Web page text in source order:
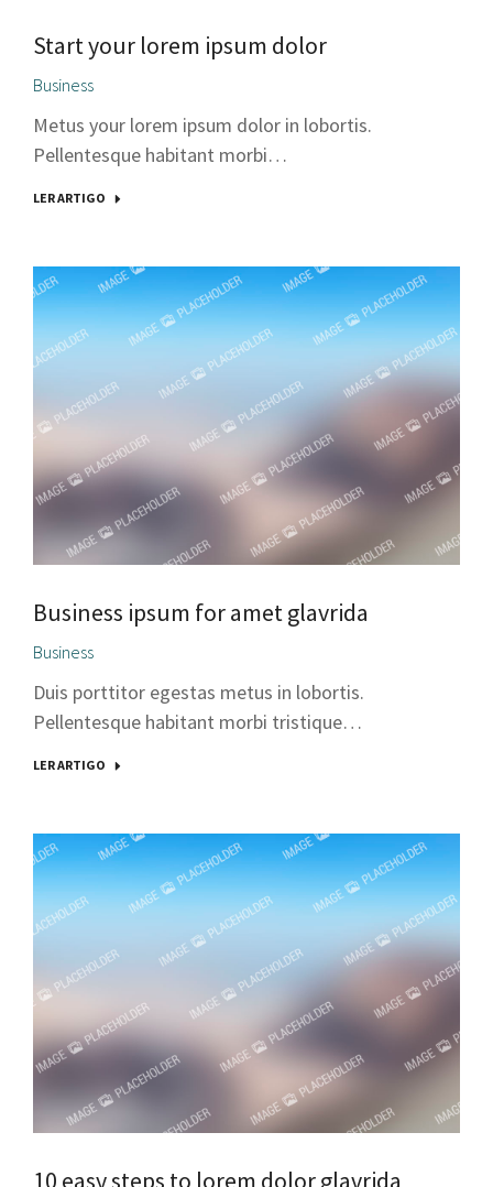
Start your lorem ipsum dolor
Business
Metus your lorem ipsum dolor in lobortis.
Pellentesque habitant morbi…
LER ARTIGO
Business ipsum for amet glavrida
Business
Duis porttitor egestas metus in lobortis.
Pellentesque habitant morbi tristique…
LER ARTIGO
10 easy steps to lorem dolor glavrida